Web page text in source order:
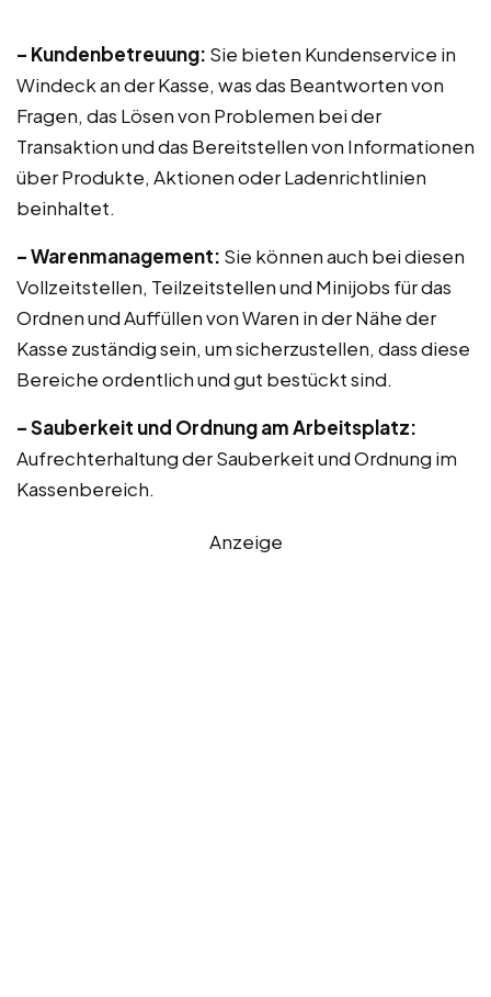
– Kundenbetreuung: Sie bieten Kundenservice in
Windeck an der Kasse, was das Beantworten von
Fragen, das Lösen von Problemen bei der
Transaktion und das Bereitstellen von Informationen
über Produkte, Aktionen oder Ladenrichtlinien
beinhaltet.
– Warenmanagement: Sie können auch bei diesen
Vollzeitstellen, Teilzeitstellen und Minijobs für das
Ordnen und Auffüllen von Waren in der Nähe der
Kasse zuständig sein, um sicherzustellen, dass diese
Bereiche ordentlich und gut bestückt sind.
– Sauberkeit und Ordnung am Arbeitsplatz:
Aufrechterhaltung der Sauberkeit und Ordnung im
Kassenbereich.
Anzeige